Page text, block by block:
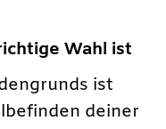
Wahl ist
ist
deiner